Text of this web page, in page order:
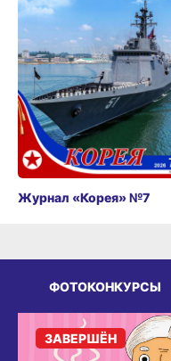
Журнал «Корея» №7
ФОТОКОНКУРСЫ
ЗАВЕРШЁН